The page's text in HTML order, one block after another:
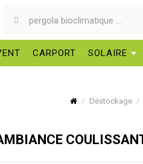
CARPORT SOLAIRE
Déstockage